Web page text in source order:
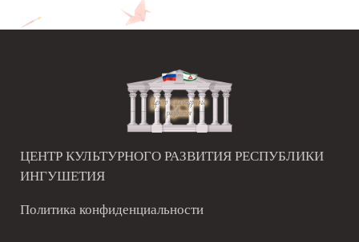
ЦЕНТР КУЛЬТУРНОГО РАЗВИТИЯ РЕСПУБЛИКИ
ИНГУШЕТИЯ
Политика конфиденциальности